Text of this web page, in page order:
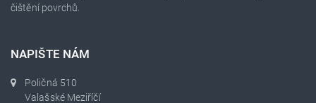
čištění povrchů.
NAPIŠTE NÁM
Poličná 510
Valašské Meziříčí